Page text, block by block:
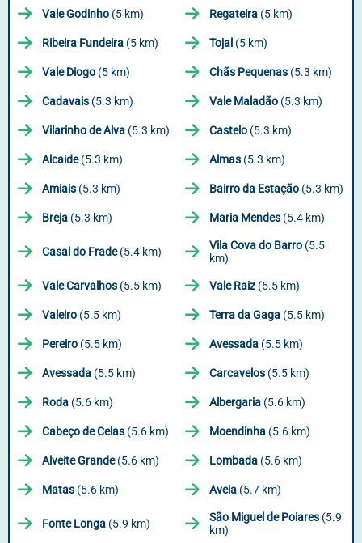
Vale Godinho (5 km) Regateira (5 km)
Ribeira Fundeira (5 km) Tojal (5 km)
Vale Diogo (5 km) Chãs Pequenas (5.3 km)
Cadavais (5.3 km) Vale Maladão (5.3 km)
Vilarinho de Alva (5.3 km) Castelo (5.3 km)
Alcaide(5.3 km) Almas (5.3 km)
Amiais (5.3 km) Bairro da Estação (5.3 km)
Breja (5.3 km) Maria Mendes (5.4 km)
Casal do Frade(5.4 km) Vila Cova do Barro (5.5
km)
Vale Carvalhos (5.5 km) Vale Raiz (5.5 km)
Valeiro (5.5 km) Terra da Gaga (5.5 km)
Pereiro (5.5 km) Avessada (5.5 km)
Avessada (5.5 km) Carcavelos (5.5 km)
Roda (5.6 km) Albergaria (5.6 km)
Cabeço de Celas (5.6 km) Moendinha (5.6 km)
Alveite Grande(5.6 km) Lombada (5.6 km)
Matas (5.6 km) Aveia (5.7 km)
Fonte Longa (5.9 km) São Miguel de Poiares (5.9
km)